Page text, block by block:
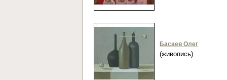
Басаев Олег
(живопись)